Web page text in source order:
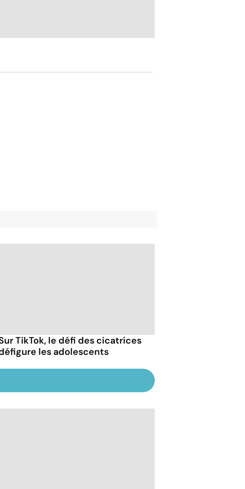
TikTok, le défi des cicatrices
les adolescents